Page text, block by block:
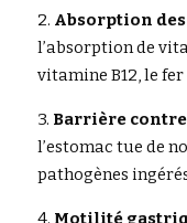
2. Absorption
l’absorption de
vitamine B12, le
3. Barrière
l’estomac tue de
pathogènes
4. Motilité